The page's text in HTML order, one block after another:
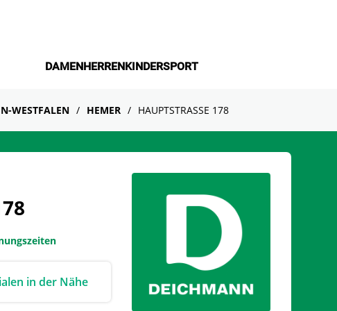
DAMENHERRENKINDERSPORT
WESTFALEN HEMER HAUPTSTRASSE 178
in der Nähe